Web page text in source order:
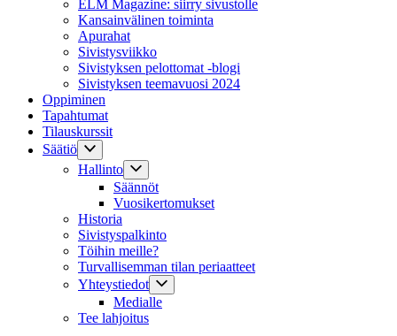
ELM Magazine: siirry sivustolle
Kansainvälinen toiminta
Apurahat
Sivistysviikko
Sivistyksen pelottomat -blogi
Sivistyksen teemavuosi 2024
Oppiminen
Tapahtumat
Tilauskurssit
Säätiö
Hallinto
Säännöt
Vuosikertomukset
Historia
Sivistyspalkinto
Töihin meille?
Turvallisemman tilan periaatteet
Yhteystiedot
Medialle
Tee lahjoitus